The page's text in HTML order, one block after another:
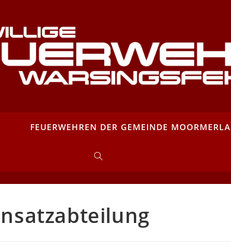
FEUERWEHREN DER GEMEINDE
WEBSITE-
SUCHE
UMSCHALTEN